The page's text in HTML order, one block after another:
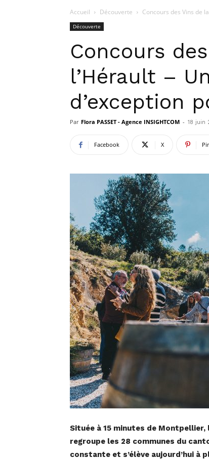
Accueil Découverte Concours des Vins de
Découverte
Concours
l’Hérault –
d’exception
Par Flora PASSET - Agence INSIGHTCOM - 18 juin
Facebook X
Située à 15 minutes de Montpellier,
regroupe les 28 communes du
constante et s’élève aujourd’hui à